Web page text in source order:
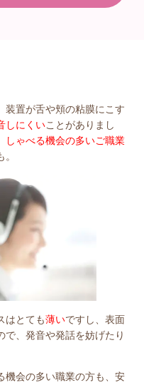
装置が舌や頬の粘膜にこす
しにくいことがありまし
しゃべる機会の多いご職業
はとても薄いですし、表面
で、発音や発話を妨げたり
機会の多い職業の方も、安